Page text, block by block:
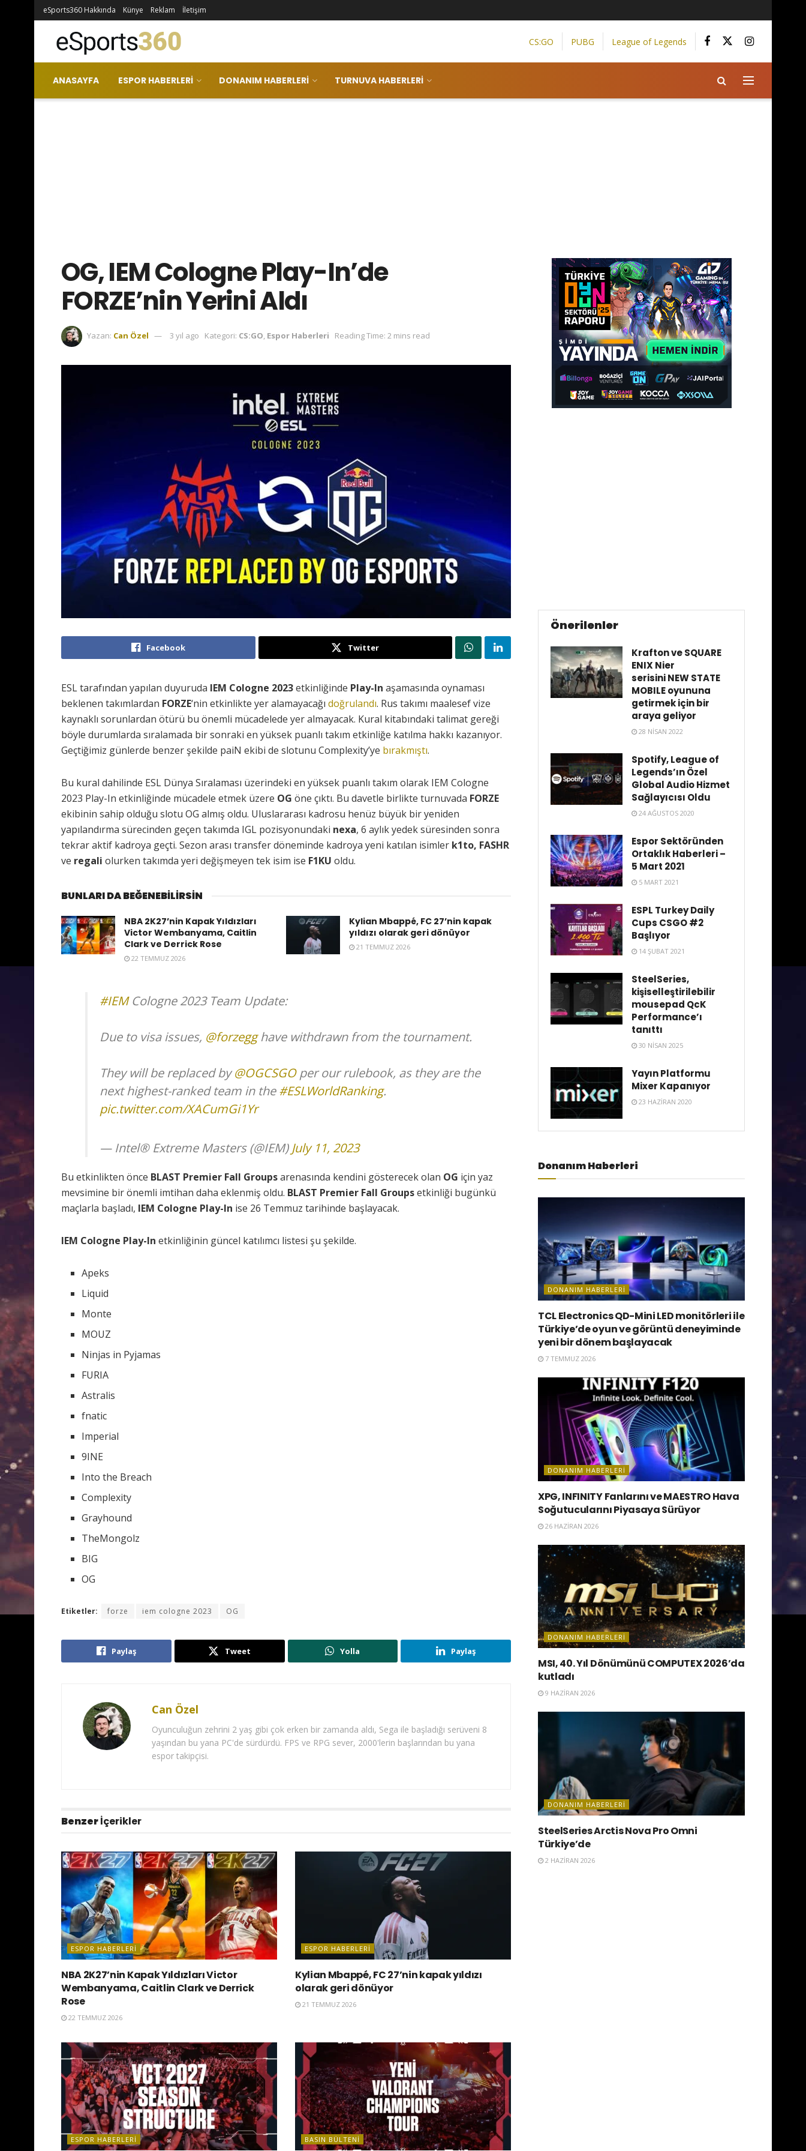
eSports360 Hakkında Künye Reklam İletişim
CS:GO PUBG League of Legends
ANASAYFA ESPOR HABERLERI DONANIM HABERLERI TURNUVA HABERLERI
OG, IEM Cologne Play-In’de
FORZE’nin Yerini Aldı
Yazan: Can Özel 3 yıl ago Kategori: CS:GO, Espor Haberleri Reading Time: 2 mins read
Facebook Twitter
ESL tarafından yapılan duyuruda IEM Cologne 2023etkinliğinde Play-In aşamasında oynaması
beklenen takımlardan FORZE‘nin etkinlikte yer alamayacağı doğrulandı. Rus takımı maalesef vize
kaynaklı sorunlardan ötürü bu önemli mücadelede yer almayacak. Kural kitabındaki talimat gereği
böyle durumlarda sıralamada bir sonraki en yüksek puanlı takım etkinliğe katılma hakkı kazanıyor.
Geçtiğimiz günlerde benzer şekilde paiN ekibi de slotunu Complexity’ye bırakmıştı.
Bu kural dahilinde ESL Dünya Sıralaması üzerindeki en yüksek puanlı takım olarak IEM Cologne
2023 Play-In etkinliğinde mücadele etmek üzere OG öne çıktı. Bu davetle birlikte turnuvada FORZE
ekibinin sahip olduğu slotu OG almış oldu. Uluslararası kadrosu henüz büyük bir yeniden
yapılandırma sürecinden geçen takımda IGL pozisyonundaki nexa, 6 aylık yedek süresinden sonra
tekrar aktif kadroya geçti. Sezon arası transfer döneminde kadroya yeni katılan isimler k1to, FASHR
ve regali olurken takımda yeri değişmeyen tek isim ise F1KU oldu.
BUNLARI DA BEĞENEBİLİRSİN
NBA 2K27’nin Kapak Yıldızları
Victor Wembanyama, Caitlin
Clark ve Derrick Rose
22 TEMMUZ 2026
Kylian Mbappé, FC 27’nin kapak
yıldızı olarak geri dönüyor
21 TEMMUZ 2026
#IEMCologne 2023 Team Update:
Due to visa issues, @forzegghave withdrawn from the tournament.
They will be replaced by@OGCSGOper our rulebook, as they are the
next highest-ranked team in the#ESLWorldRanking.
pic.twitter.com/XACumGi1Yr
— Intel® Extreme Masters (@IEM) July 11, 2023
Bu etkinlikten önce BLAST Premier Fall Groupsarenasında kendini gösterecek olan OG için yaz
mevsimine bir önemli imtihan daha eklenmiş oldu. BLAST Premier Fall Groupsetkinliği bugünkü
maçlarla başladı, IEM Cologne Play-In ise 26 Temmuz tarihinde başlayacak.
IEM Cologne Play-In etkinliğinin güncel katılımcı listesi şu şekilde.
Apeks
Liquid
Monte
MOUZ
Ninjas in Pyjamas
FURIA
Astralis
fnatic
Imperial
9INE
Into the Breach
Complexity
Grayhound
TheMongolz
BIG
OG
Etiketler: forze iem cologne 2023 OG
Paylaş Tweet Yolla Paylaş
Can Özel
Oyunculuğun zehrini 2 yaş gibi çok erken bir zamanda aldı, Sega ile başladığı serüveni 8
yaşından bu yana PC'de sürdürdü. FPS ve RPG sever, 2000'lerin başlarından bu yana
espor takipçisi.
Benzerİçerikler
ESPOR HABERLERI
NBA 2K27’nin Kapak Yıldızları Victor
Wembanyama, Caitlin Clark ve Derrick
Rose
22 TEMMUZ 2026
ESPOR HABERLERI
Kylian Mbappé, FC 27’nin kapak yıldızı
olarak geri dönüyor
21 TEMMUZ 2026
ESPOR HABERLERI BASIN BÜLTENI
Önerilenler
Krafton ve SQUARE
ENIX Nier
serisini NEW STATE
MOBILE oyununa
getirmek için bir
araya geliyor
28 NISAN 2022
Spotify, League of
Legends’ın Özel
Global Audio Hizmet
Sağlayıcısı Oldu
24 AĞUSTOS 2020
Espor Sektöründen
Ortaklık Haberleri –
5 Mart 2021
5 MART 2021
ESPL Turkey Daily
Cups CSGO #2
Başlıyor
14 ŞUBAT 2021
SteelSeries,
kişiselleştirilebilir
mousepad QcK
Performance’ı
tanıttı
30 NISAN 2025
Yayın Platformu
Mixer Kapanıyor
23 HAZIRAN 2020
Donanım Haberleri
DONANIM HABERLERI
TCL Electronics QD-Mini LED monitörleri ile
Türkiye’de oyun ve görüntü deneyiminde
yeni bir dönem başlayacak
7 TEMMUZ 2026
DONANIM HABERLERI
XPG, INFINITY Fanlarını ve MAESTRO Hava
Soğutucularını Piyasaya Sürüyor
26 HAZIRAN 2026
DONANIM HABERLERI
MSI, 40. Yıl Dönümünü COMPUTEX 2026’da
kutladı
9 HAZIRAN 2026
DONANIM HABERLERI
SteelSeries Arctis Nova Pro Omni
Türkiye’de
2 HAZIRAN 2026